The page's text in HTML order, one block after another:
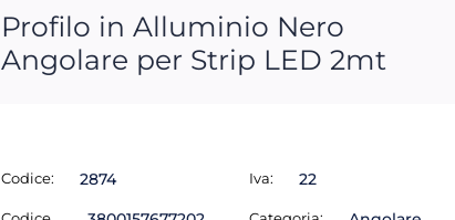
Profilo in Alluminio Nero
Angolare per Strip LED 2mt
Codice: 2874 Iva: 22